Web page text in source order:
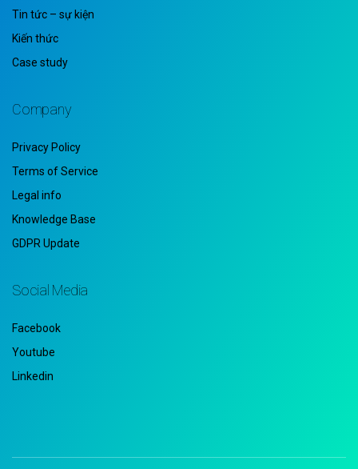
Tin tức – sự kiện
Kiến thức
Case study
Company
Privacy Policy
Terms of Service
Legal info
Knowledge Base
GDPR Update
Social Media
Facebook
Youtube
Linkedin